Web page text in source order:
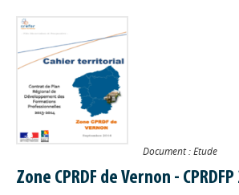
Document : Etude
Zone CPRDF de Vernon -